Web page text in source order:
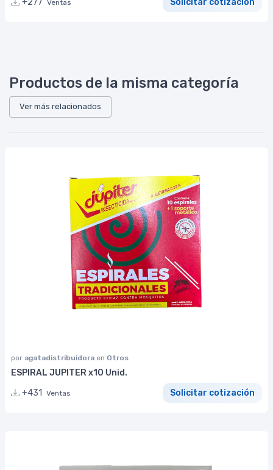
+277 Ventas Solicitar cotización
Productos de la misma categoría
Ver más relacionados
por agatadistribuidora en Otros
ESPIRAL JUPITER x10 Unid.
+431
Ventas Solicitar cotización